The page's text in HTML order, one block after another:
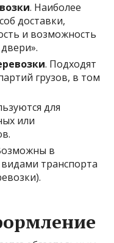
. Наиболее
доставки,
и возможность
. Подходят
грузов, в том
для
или
в
транспорта